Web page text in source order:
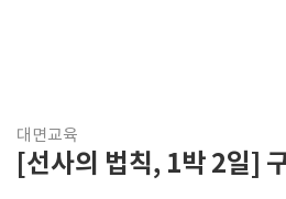
대면교육
[선사의 법칙, 1박 2일]